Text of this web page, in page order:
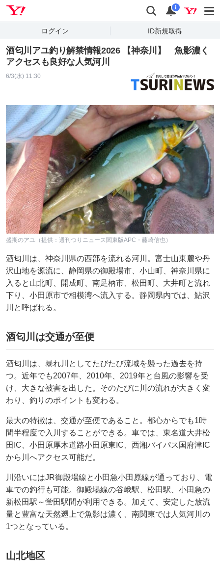
検索 通知
i
ログイン ID新規取得
酒匂川アユ釣り解禁情報2026 【神奈川】 魚影濃く
アクセスも良好な人気河川
6/3(水) 11:30
盛期のアユ（提供：週刊つりニュース関東版APC・藤崎信也）
酒匂川は、神奈川県の西部を流れる河川。富士山東麓や丹
沢山地を源流に、静岡県の御殿場市、小山町、神奈川県に
入ると山北町、開成町、南足柄市、松田町、大井町と流れ
下り、小田原市で相模湾へ流入する。静岡県内では、鮎沢
川と呼ばれる。
酒匂川は交通が至便
酒匂川は、暴れ川としてたびたび流域を襲った過去を持
つ。近年でも2007年、2010年、2019年と台風の影響を受
け、大きな被害を出した。そのたびに川の流れが大きく変
わり、釣りのポイントも変わる。
最大の特徴は、交通が至便であること。都心からでも1時
間半程度で入川することができる。車では、東名道大井松
田IC、小田原厚木道路小田原東IC、西湘バイパス国府津IC
から川へアクセス可能だ。
川沿いにはJR御殿場線と小田急小田原線が通っており、電
車での釣行も可能。御殿場線の谷峨駅、松田駅、小田急の
新松田駅～蛍田駅間が利用できる。加えて、安定した放流
量と豊富な天然遡上で魚影は濃く、南関東では人気河川の
1つとなっている。
山北地区